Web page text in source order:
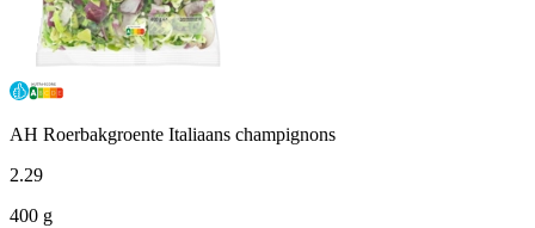
AH Roerbakgroente Italiaans champignons
2.29
400 g